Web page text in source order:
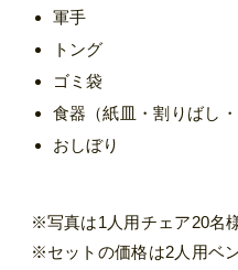
軍手
トング
ゴミ袋
食器（紙皿・割りばし・
おしぼり
※写真は1人用チェア20名
※セットの価格は2人用ベ